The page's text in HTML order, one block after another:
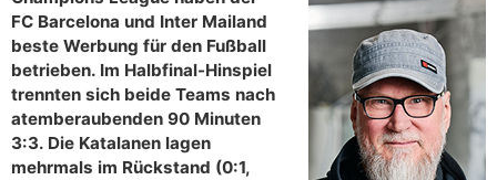
FC Barcelona und Inter Mailand
beste Werbung für den Fußball
betrieben. Im Halbfinal-Hinspiel
trennten sich beide Teams nach
atemberaubenden 90 Minuten
3:3. Die Katalanen lagen
mehrmals im Rückstand (0:1,